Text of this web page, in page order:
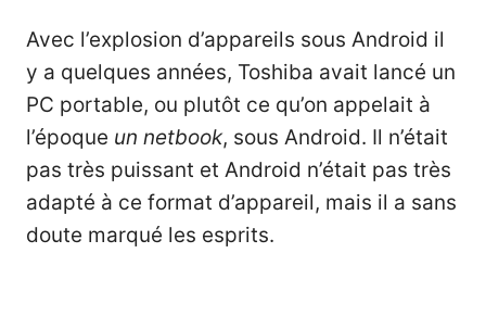
Avec l’explosion d’appareils sous Android il
y a quelques années, Toshiba avait lancé un
PC portable, ou plutôt ce qu’on appelait à
l’époque un netbook, sous Android. Il n’était
pas très puissant et Android n’était pas très
adapté à ce format d’appareil, mais il a sans
doute marqué les esprits.